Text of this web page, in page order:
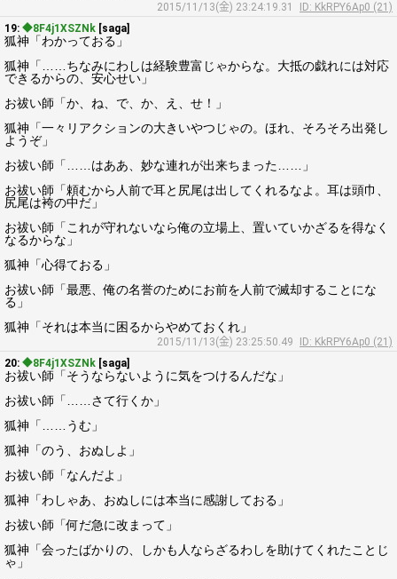
2015/11/13(金) 23:24:19.31
ID: KkRPY6Ap0 (21)
19: ◆8F4j1XSZNk [saga]
狐神「わかっておる」
狐神「……ちなみにわしは経験豊富じゃからな。大抵の戯れには対応
できるからの、安心せい」
お祓い師「か、ね、で、か、え、せ！」
狐神「一々リアクションの大きいやつじゃの。ほれ、そろそろ出発し
ようぞ」
お祓い師「……はああ、妙な連れが出来ちまった……」
お祓い師「頼むから人前で耳と尻尾は出してくれるなよ。耳は頭巾、
尻尾は袴の中だ」
お祓い師「これが守れないなら俺の立場上、置いていかざるを得なく
なるからな」
狐神「心得ておる」
お祓い師「最悪、俺の名誉のためにお前を人前で滅却することにな
る」
狐神「それは本当に困るからやめておくれ」
2015/11/13(金) 23:25:50.49
ID: KkRPY6Ap0 (21)
20: ◆8F4j1XSZNk [saga]
お祓い師「そうならないように気をつけるんだな」
お祓い師「……さて行くか」
狐神「……うむ」
狐神「のう、おぬしよ」
お祓い師「なんだよ」
狐神「わしゃあ、おぬしには本当に感謝しておる」
お祓い師「何だ急に改まって」
狐神「会ったばかりの、しかも人ならざるわしを助けてくれたことじ
ゃ」